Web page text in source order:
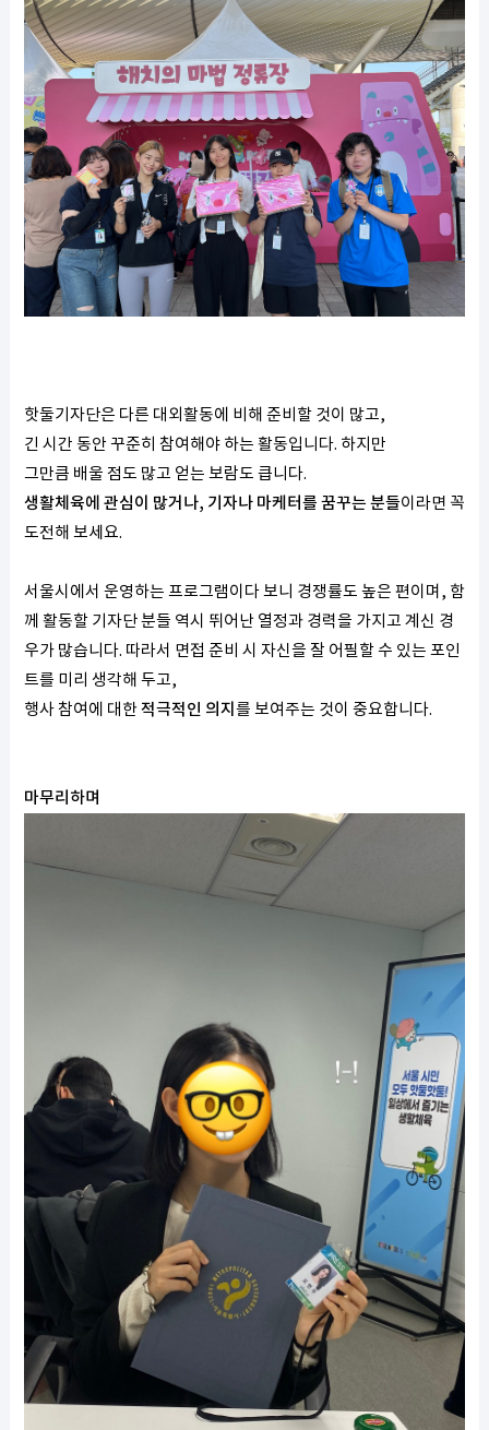
핫둘기자단은 다른 대외활동에 비해 준비할 것이 많고,
긴 시간 동안 꾸준히 참여해야 하는 활동입니다. 하지만
그만큼 배울 점도 많고 얻는 보람도 큽니다.
생활체육에 관심이 많거나, 기자나 마케터를 꿈꾸는 분들이라면 꼭
도전해 보세요.
서울시에서 운영하는 프로그램이다 보니 경쟁률도 높은 편이며, 함
께 활동할 기자단 분들 역시 뛰어난 열정과 경력을 가지고 계신 경
우가 많습니다. 따라서 면접 준비 시 자신을 잘 어필할 수 있는 포인
트를 미리 생각해 두고,
행사 참여에 대한적극적인 의지 를 보여주는 것이 중요합니다.
마무리하며